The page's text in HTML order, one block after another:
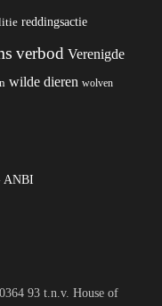
reddingsactie
verbod Verenigde
wilde dieren wolven
ANBI
93 t.n.v. House of